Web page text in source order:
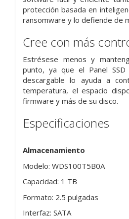
protección basada en
ransomware y lo defiende de
Cree con más
Estrésese menos y
punto, ya que el Panel
descargable lo ayuda a
temperatura, el espacio
firmware y más de su disco.
Especificaciones
Almacenamiento
Modelo: WDS100T5B0A
Capacidad: 1 TB
Formato: 2.5 pulgadas
Interfaz: SATA